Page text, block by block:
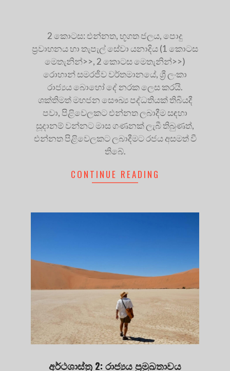
2 කොටස: එන්නත, භූගත ජලය, පොදු
ප්‍රවාහනය හා තැපැල් සේවා යනාදිය (1 කොටස
මෙතැනින්>>, 2 කොටස මෙතැනින්>>)
රොහාන් සමරජීව වර්තමානයේ, ශ්‍රී ලංකා
රාජ්‍යය බොහෝ දේ නරක ලෙස කරයි.
ශක්තිමත් මහජන සෞඛ්‍ය පද්ධතියක් තිබියදී
පවා, පිළිවෙලකට එන්නත ලබාදීම සඳහා
සූදානම් වන්නට මාස ගණනක් ලැබී තිබුණත්,
එන්නත පිළිවෙලකට ලබාදීමට රජය අසමත් වී
තිබේ.
CONTINUE READING
අර්ථශාස්ත්‍ර 2: රාජ්‍යය ප්‍රමුඛතාවය